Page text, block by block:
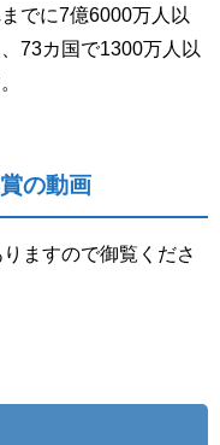
でに7億6000万人以
73カ国で1300万人以
の動画
ますので御覧くださ